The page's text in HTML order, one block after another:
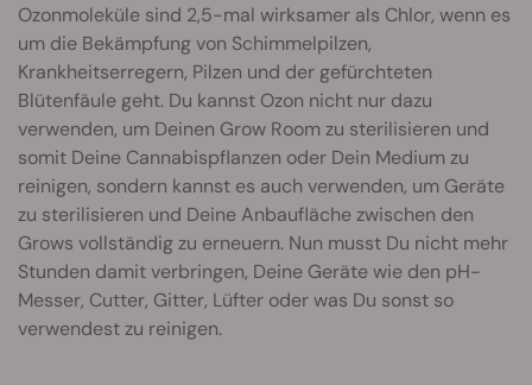
Ozonmoleküle sind 2,5-mal wirksamer als Chlor, wenn es
um die Bekämpfung von Schimmelpilzen,
Krankheitserregern, Pilzen und der gefürchteten
Blütenfäule geht. Du kannst Ozon nicht nur dazu
verwenden, um Deinen Grow Room zu sterilisieren und
somit Deine Cannabispflanzen oder Dein Medium zu
reinigen, sondern kannst es auch verwenden, um Geräte
zu sterilisieren und Deine Anbaufläche zwischen den
Grows vollständig zu erneuern. Nun musst Du nicht mehr
Stunden damit verbringen, Deine Geräte wie den pH-
Messer, Cutter, Gitter, Lüfter oder was Du sonst so
verwendest zu reinigen.